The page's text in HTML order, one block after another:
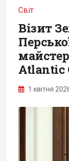
Світ
Візит
Atlantic
1 квітня